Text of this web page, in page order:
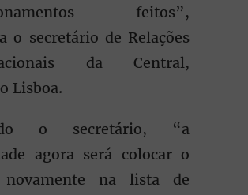
feitos”,
o secretário de Relações
da Central,
Lisboa.
o secretário, “a
agora será colocar o
novamente na lista de